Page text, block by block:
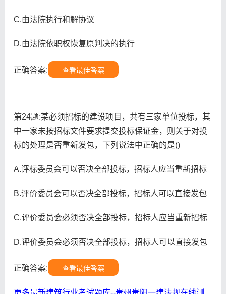
C.由法院执行和解协议
D.由法院依职权恢复原判决的执行
正确答案: 查看最佳答案
第24题:某必须招标的建设项目，共有三家单位投标，其
中一家未按招标文件要求提交投标保证金，则关于对投
标的处理是否重新发包，下列说法中正确的是()
A.评标委员会可以否决全部投标，招标人应当重新招标
B.评价委员会可以否决全部投标，招标人可以直接发包
C.评价委员会必须否决全部投标，招标人应当重新招标
D.评价委员会必须否决全部投标，招标人可以直接发包
正确答案: 查看最佳答案